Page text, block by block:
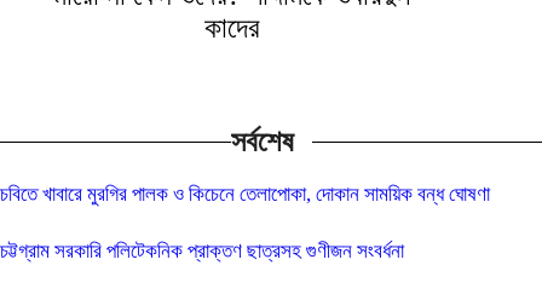
কাদের
সর্বশেষ
চবিতে খাবারে মুরগির পালক ও কিচেনে তেলাপোকা, দোকান সাময়িক বন্ধ ঘোষণা
চট্টগ্রাম সরকারি পলিটেকনিক প্রাক্তণ ছাত্রসহ গুণীজন সংবর্ধনা